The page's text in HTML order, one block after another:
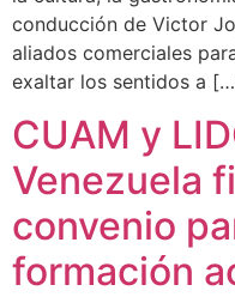
conducción de Victor
aliados comerciales
exaltar los sentidos a
CUAM y
Venezuela
convenio
formación